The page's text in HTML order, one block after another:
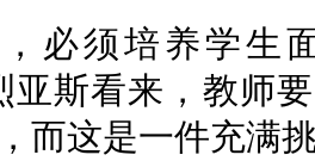
必须培养学生
亚斯看来，教师
而这是一件充满